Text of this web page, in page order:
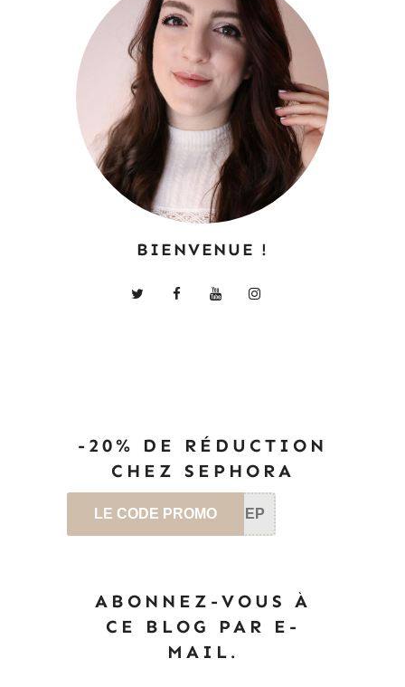
BIENVENUE !
-20% DE RÉDUCTION
CHEZ SEPHORA
LE CODE PROMO SEP
ABONNEZ-VOUS À
CE BLOG PAR E-
MAIL.